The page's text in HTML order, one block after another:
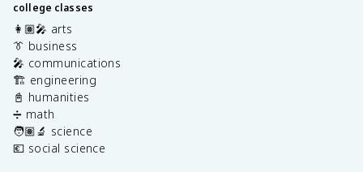
college classes
👩🏽‍🎤 arts
👔 business
🎤 communications
🏗️ engineering
📓 humanities
➗ math
🧑🏽‍🔬 science
💶 social science